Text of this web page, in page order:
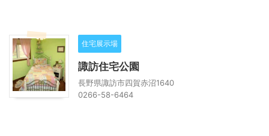
住宅展示場
諏訪住宅公園
長野県諏訪市四賀赤沼1640
0266-58-6464